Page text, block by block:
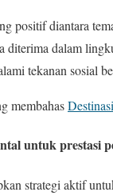
positif diantara
diterima dalam
tekanan sosial
membahas
untuk prestasi
strategi aktif